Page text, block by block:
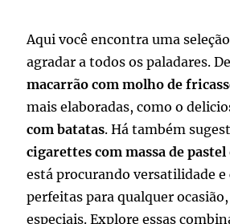
Aqui você encontra uma
agradar a todos os paladares.
macarrão com molho de
mais elaboradas, como o
com batatas. Há também
cigarettes com massa de pastel
está procurando versatilidade
perfeitas para qualquer
especiais. Explore essas